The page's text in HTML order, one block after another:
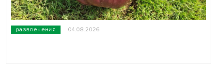
развлечения 04.08.2026